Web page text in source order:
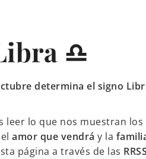
♎
determina el signo
leer lo que nos muestran
amor que vendrá y la
página a través de las RRSS